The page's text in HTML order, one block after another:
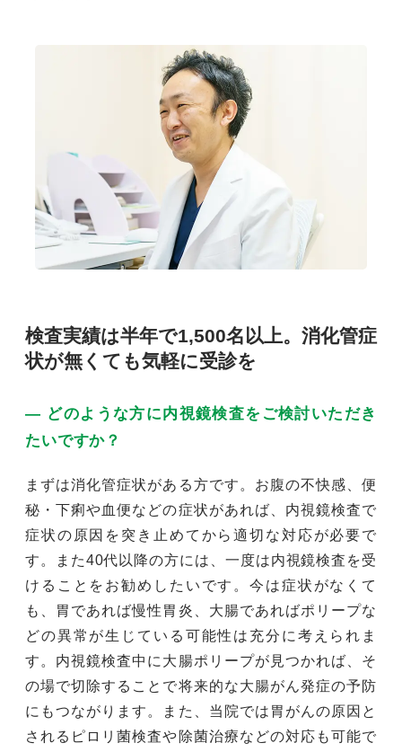
検査実績は半年で1,500名以上。消化管症
状が無くても気軽に受診を
― どのような方に内視鏡検査をご検討いただき
たいですか？
まずは消化管症状がある方です。お腹の不快感、便
秘・下痢や血便などの症状があれば、内視鏡検査で
症状の原因を突き止めてから適切な対応が必要で
す。また40代以降の方には、一度は内視鏡検査を受
けることをお勧めしたいです。今は症状がなくて
も、胃であれば慢性胃炎、大腸であればポリープな
どの異常が生じている可能性は充分に考えられま
す。内視鏡検査中に大腸ポリープが見つかれば、そ
の場で切除することで将来的な大腸がん発症の予防
にもつながります。また、当院では胃がんの原因と
されるピロリ菌検査や除菌治療などの対応も可能で